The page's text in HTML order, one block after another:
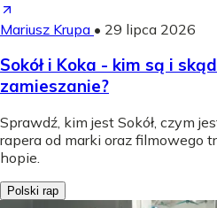
Mariusz Krupa • 29 lipca 2026
Sokół i Koka - kim są i
zamieszanie?
Sprawdź, kim jest Sokół, czym
rapera od marki oraz filmowego
hopie.
Polski rap